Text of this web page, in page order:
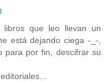
libros que leo llevan un
está dejando ciega -_-,
para por fin, descifrar su